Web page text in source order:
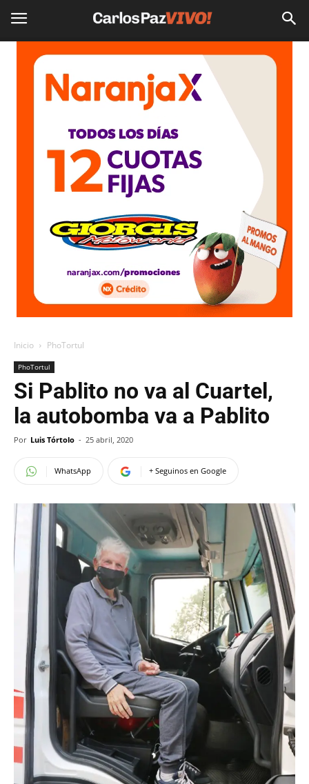
Inicio PhoTortul
PhoTortul
Si Pablito no va al Cuartel,
la autobomba va a Pablito
Por Luis Tórtolo - 25 abril, 2020
WhatsApp + Seguinos en Google